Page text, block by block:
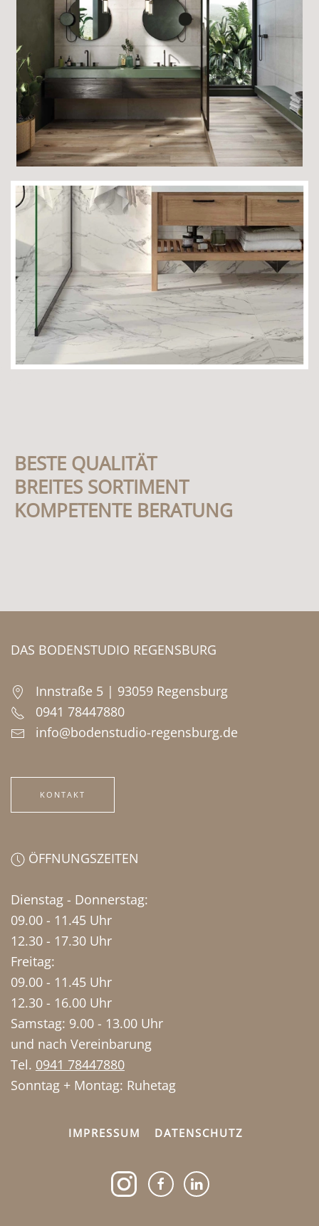
BESTE QUALITÄT
BREITES SORTIMENT
KOMPETENTE BERATUNG
DAS BODENSTUDIO REGENSBURG
Innstraße 5 | 93059 Regensburg
0941 78447880
info@bodenstudio-regensburg.de
KONTAKT
ÖFFNUNGSZEITEN
Dienstag - Donnerstag:
09.00 - 11.45 Uhr
12.30 - 17.30 Uhr
Freitag:
09.00 - 11.45 Uhr
12.30 - 16.00 Uhr
Samstag: 9.00 - 13.00 Uhr
und nach Vereinbarung
Tel. 0941 78447880
Sonntag + Montag: Ruhetag
IMPRESSUM DATENSCHUTZ